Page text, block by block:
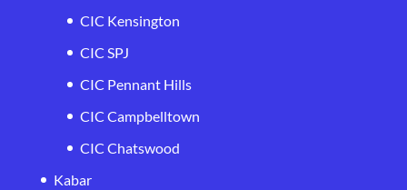
CIC Kensington
CIC SPJ
CIC Pennant Hills
CIC Campbelltown
CIC Chatswood
Kabar